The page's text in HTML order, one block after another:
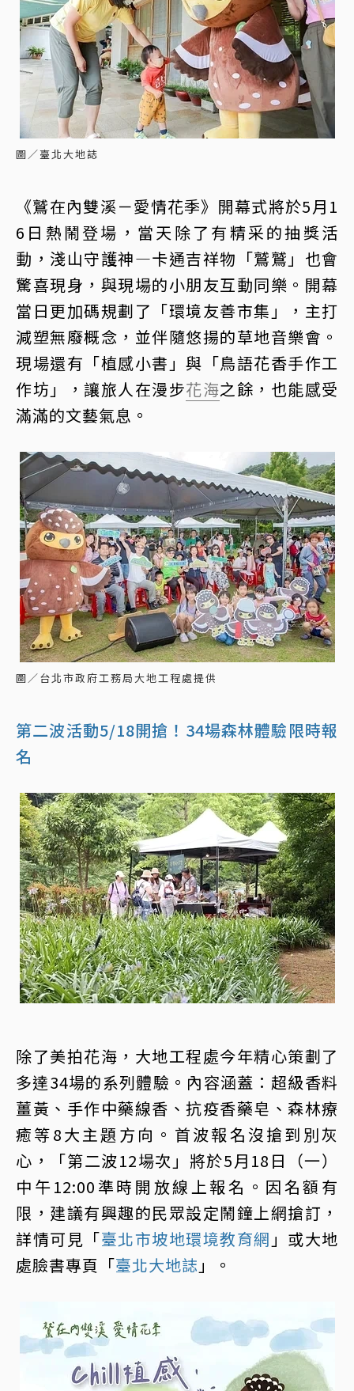
圖／臺北大地誌
《鷲在內雙溪－愛情花季》開幕式將於5月1
6日熱鬧登場，當天除了有精采的抽獎活
動，淺山守護神—卡通吉祥物「鷲鷲」也會
驚喜現身，與現場的小朋友互動同樂。開幕
當日更加碼規劃了「環境友善市集」，主打
減塑無廢概念，並伴隨悠揚的草地音樂會。
現場還有「植感小書」與「鳥語花香手作工
作坊」，讓旅人在漫步花海之餘，也能感受
滿滿的文藝氣息。
圖／台北市政府工務局大地工程處提供
第二波活動5/18開搶！34場森林體驗限時報
名
除了美拍花海，大地工程處今年精心策劃了
多達34場的系列體驗。內容涵蓋：超級香料
薑黃、手作中藥線香、抗疫香藥皂、森林療
癒等8大主題方向。首波報名沒搶到別灰
心，「第二波12場次」將於5月18日（一）
中午12:00準時開放線上報名。因名額有
限，建議有興趣的民眾設定鬧鐘上網搶訂，
詳情可見「臺北市坡地環境教育網 」或大地
處臉書專頁「臺北大地誌 」。